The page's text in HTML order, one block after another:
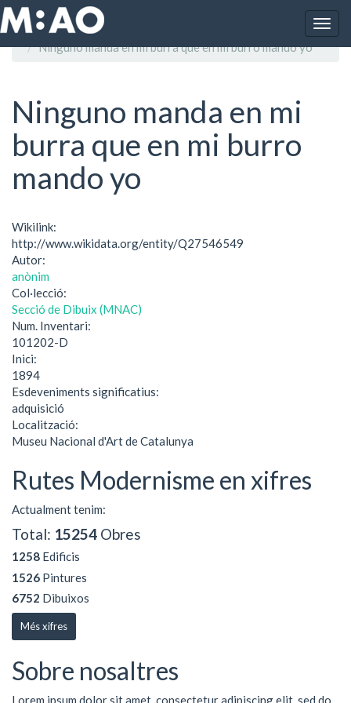
Vés al contingut
Inici
Ninguno manda en mi burra que en mi burro mando yo
Ninguno manda en mi
burra que en mi burro
mando yo
Wikilink:
http://www.wikidata.org/entity/Q27546549
Autor:
anònim
Col·lecció:
Secció de Dibuix (MNAC)
Num. Inventari:
101202-D
Inici:
1894
Esdeveniments significatius:
adquisició
Localització:
Museu Nacional d'Art de Catalunya
Rutes Modernisme en xifres
Actualment tenim:
Total: 15254 Obres
1258 Edificis
1526 Pintures
6752 Dibuixos
Més xifres
Sobre nosaltres
Lorem ipsum dolor sit amet, consectetur adipiscing elit, sed do